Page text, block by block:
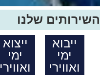
השירותים שלנו
ייבוא
ימי
ואווירי
ייצוא
ימי
ואווירי